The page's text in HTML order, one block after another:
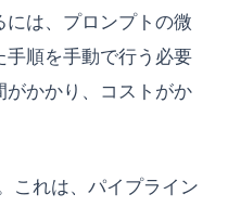
は、プロンプトの微
順を手動で行う必要
かかり、コストがか
これは、パイプライン